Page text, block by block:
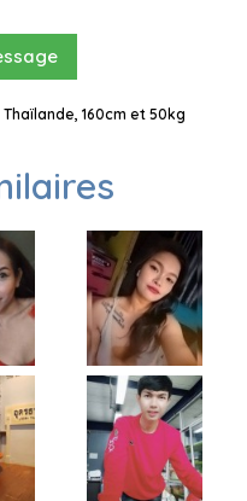
160cm et 50kg